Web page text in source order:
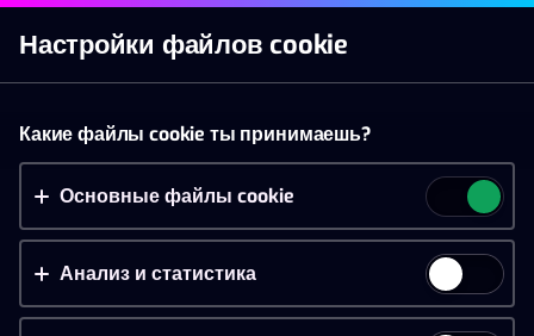
Принять файлы cookie?
На этом веб-сайте используются 3 различных типа
файлов cookie: основные, отслеживающие и
Принять всё
Настройки и информация
Настройки файлов cookie
Какие файлы cookie ты принимаешь?
Основные файлы cookie
Анализ и статистика